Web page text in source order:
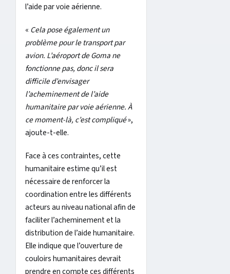
l’aide par voie aérienne.
« Cela pose également un
problème pour le transport par
avion. L’aéroport de Goma ne
fonctionne pas, donc il sera
difficile d’envisager
l’acheminement de l’aide
humanitaire par voie aérienne. À
ce moment-là, c’est compliqué»,
ajoute-t-elle.
Face à ces contraintes, cette
humanitaire estime qu’il est
nécessaire de renforcer la
coordination entre les différents
acteurs au niveau national afin de
faciliter l’acheminement et la
distribution de l’aide humanitaire.
Elle indique que l’ouverture de
couloirs humanitaires devrait
prendre en compte ces différents